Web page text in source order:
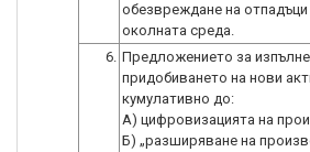
обезвреждане на
околната среда.
6. Предложението за
придобиването на нови
кумулативно до:
А) цифровизацията на
Б) „разширяване на